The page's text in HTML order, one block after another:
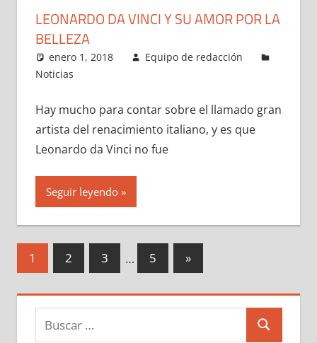
LEONARDO DA VINCI Y SU AMOR POR LA
BELLEZA
enero 1, 2018
Equipo de redacción
Noticias
Hay mucho para contar sobre el llamado gran
artista del renacimiento italiano, y es que
Leonardo da Vinci no fue
Seguir leyendo
Paginación
entradas
1 2 3 … 5
Entradas
siguientes
»
Buscar:
Buscar